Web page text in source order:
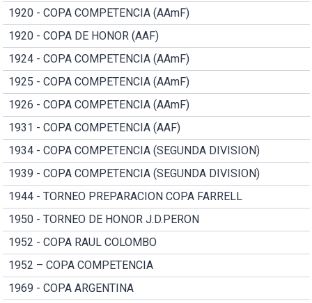
1920 - COPA COMPETENCIA (AAmF)
1920 - COPA DE HONOR (AAF)
1924 - COPA COMPETENCIA (AAmF)
1925 - COPA COMPETENCIA (AAmF)
1926 - COPA COMPETENCIA (AAmF)
1931 - COPA COMPETENCIA (AAF)
1934 - COPA COMPETENCIA (SEGUNDA DIVISION)
1939 - COPA COMPETENCIA (SEGUNDA DIVISION)
1944 - TORNEO PREPARACION COPA FARRELL
1950 - TORNEO DE HONOR J.D.PERON
1952 - COPA RAUL COLOMBO
1952 – COPA COMPETENCIA
1969 - COPA ARGENTINA